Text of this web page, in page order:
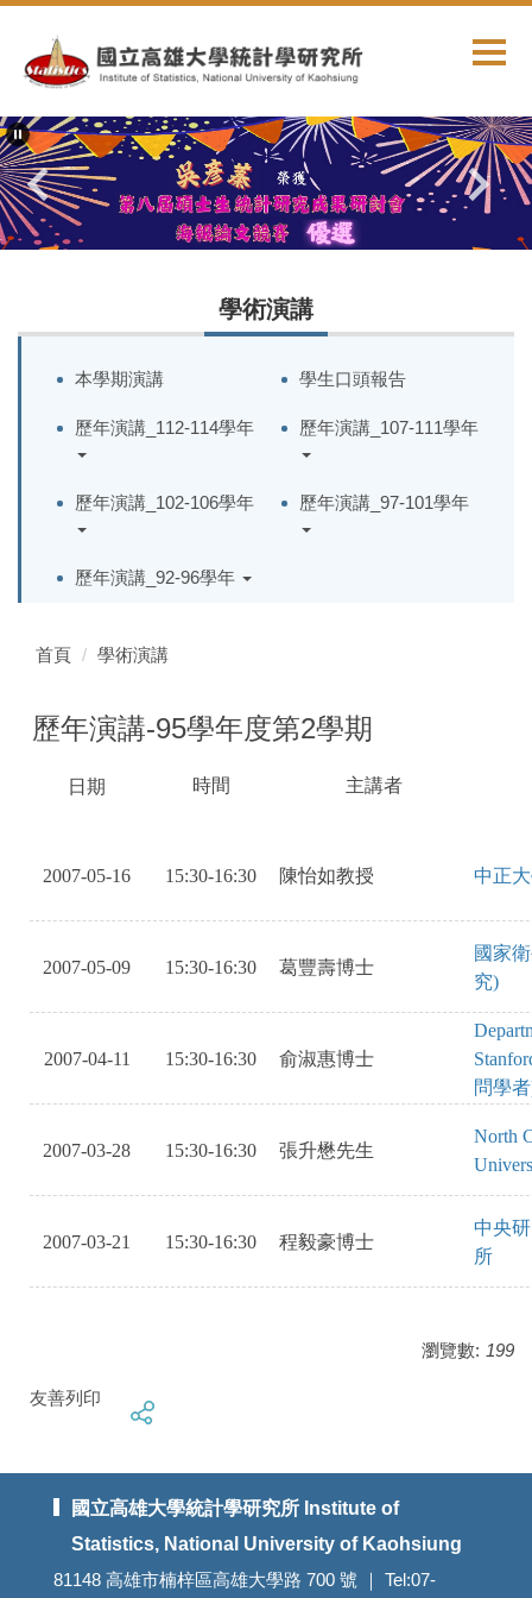
主
內
容
區
學術演講
本學期演講 學生口頭報告
歷年演講_112-114學年 歷年演講_107-111學年
歷年演講_102-106學年 歷年演講_97-101學年
歷年演講_92-96學年
首頁 學術演講
歷年演講-95學年度第2學期
日期
時間
主講者
2007-05-16 15:30-16:30 陳怡如教授 中正
2007-05-09 15:30-16:30 葛豐壽博士
國家
究)
2007-04-11 15:30-16:30 俞淑惠博士
問學
2007-03-28 15:30-16:30 張升懋先生
North
2007-03-21 15:30-16:30 程毅豪博士
中央
所
瀏覽數: 199
友善列印
國立高雄大學統計學研究所 Institute of
Statistics, National University of Kaohsiung
81148 高雄市楠梓區高雄大學路 700 號 ｜ Tel:07-